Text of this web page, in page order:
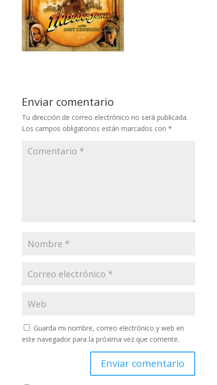
Enviar comentario
Tu dirección de correo electrónico no será publicada.
Los campos obligatorios están marcados con *
Guarda mi nombre, correo electrónico y web en
este navegador para la próxima vez que comente.